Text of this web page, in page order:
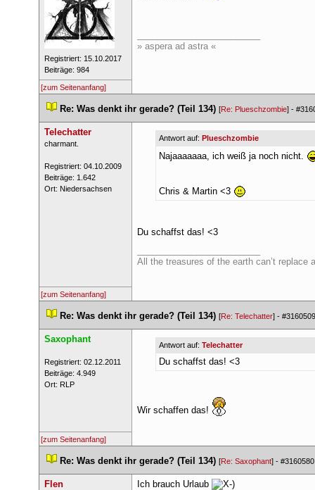
Registriert: 15.10.2017
Beiträge: 984
» aspera ad astra «
[zum Seitenanfang]
Re: Was denkt ihr gerade? (Teil 134) [Re: Plueschzombie] -
Telechatter
​charmant.
Registriert: 04.10.2009
Beiträge: 1.642
Ort: Niedersachsen
Antwort auf: Plueschzombie
Najaaaaaaa, ich weiß ja noch nicht.
Chris & Martin <3
Du schaffst das! <3
All the treasures of the earth can’t replace
[zum Seitenanfang]
Re: Was denkt ihr gerade? (Teil 134) [Re: Telechatter] - #3160509
Saxophant
Registriert: 02.12.2011
Beiträge: 4.949
Ort: RLP
Antwort auf: Telechatter
Du schaffst das! <3
Wir schaffen das!
[zum Seitenanfang]
Re: Was denkt ihr gerade? (Teil 134) [Re: Saxophant] - #3160580
Flen Ich brauch Urlaub